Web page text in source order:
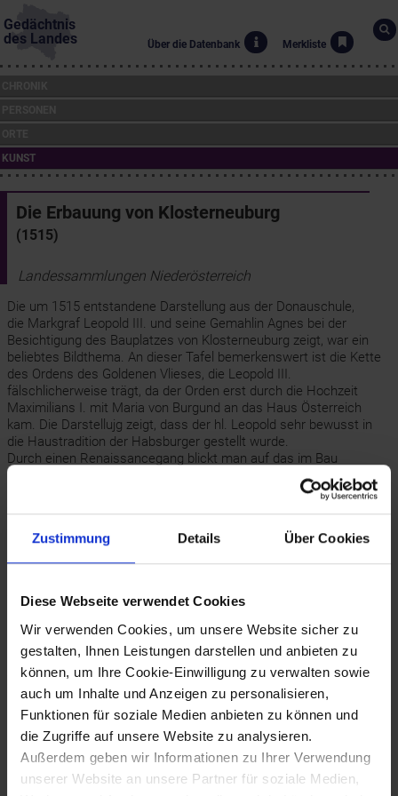
Zustimmung Details Über Cookies
Diese Webseite verwendet Cookies
Wir verwenden Cookies, um unsere Website sicher zu
gestalten, Ihnen Leistungen darstellen und anbieten zu
können, um Ihre Cookie-Einwilligung zu verwalten sowie
auch um Inhalte und Anzeigen zu personalisieren,
Funktionen für soziale Medien anbieten zu können und
die Zugriffe auf unsere Website zu analysieren.
Außerdem geben wir Informationen zu Ihrer Verwendung
unserer Website an unsere Partner für soziale Medien,
Gedächtnis
des Landes
Über die Datenbank Merkliste
KUNST
Die Erbauung von Klosterneuburg
(1515)
Landessammlungen Niederösterreich
Die um 1515 entstandene Darstellung aus der Donauschule,
die Markgraf Leopold III. und seine Gemahlin Agnes bei der
Besichtigung des Bauplatzes von Klosterneuburg zeigt, war ein
beliebtes Bildthema. An dieser Tafel bemerkenswert ist die Kette
des Ordens des Goldenen Vlieses, die Leopold III.
fälschlicherweise trägt, da der Orden erst durch die Hochzeit
Maximilians I. mit Maria von Burgund an das Haus Österreich
kam. Die Darstellujg zeigt, dass der hl. Leopold sehr bewusst in
die Haustradition der Habsburger gestellt wurde.
Durch einen Renaissancegang blickt man auf das im Bau
befindliche Kloster. Im Vordergrund ist ein Werkstück zu sehen, im
Hintergrund ein Kran mit Hebezange und Maurer am
mit Pecherker, eine runde Bastion und den Wohntrakt; links unten
eine Mühle und ein Uferverbau mit Flechtwerk.
Staatssymbol, Katalog des NÖ Landesmuseums Neue Folge Nr.
155, 1985, S. 258)
Bilder (1)